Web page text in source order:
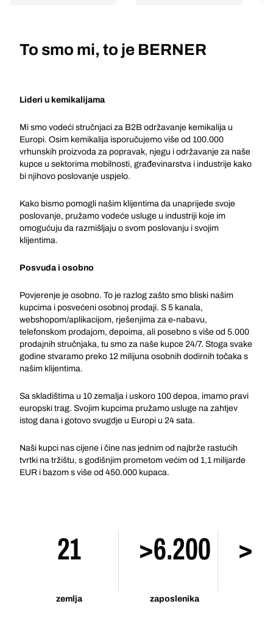
To smo mi, to je BERNER
Lideri u kemikalijama
Mi smo vodeći stručnjaci za B2B održavanje kemikalija u
Europi. Osim kemikalija isporučujemo više od 100.000
vrhunskih proizvoda za popravak, njegu i održavanje za naše
kupce u sektorima mobilnosti, građevinarstva i industrije kako
bi njihovo poslovanje uspjelo.
Kako bismo pomogli našim klijentima da unaprijede svoje
poslovanje, pružamo vodeće usluge u industriji koje im
omogućuju da razmišljaju o svom poslovanju i svojim
klijentima.
Posvuda i osobno
Povjerenje je osobno. To je razlog zašto smo bliski našim
kupcima i posvećeni osobnoj prodaji. S 5 kanala,
webshopom/aplikacijom, rješenjima za e-nabavu,
telefonskom prodajom, depoima, ali posebno s više od 5.000
prodajnih stručnjaka, tu smo za naše kupce 24/7. Stoga svake
godine stvaramo preko 12 milijuna osobnih dodirnih točaka s
našim klijentima.
Sa skladištima u 10 zemalja i uskoro 100 depoa, imamo pravi
europski trag. Svojim kupcima pružamo usluge na zahtjev
istog dana i gotovo svugdje u Europi u 24 sata.
Naši kupci nas cijene i čine nas jednim od najbrže rastućih
tvrtki na tržištu, s godišnjim prometom većim od 1,1 milijarde
EUR i bazom s više od 450.000 kupaca.
21
zemlja
>6.200
zaposlenika